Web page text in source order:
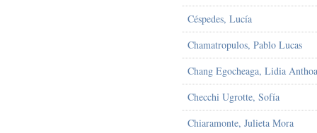
Céspedes, Lucía
Chamatropulos, Pablo Lucas
Chang Egocheaga, Lidia
Checchi Ugrotte, Sofía
Chiaramonte, Julieta Mora